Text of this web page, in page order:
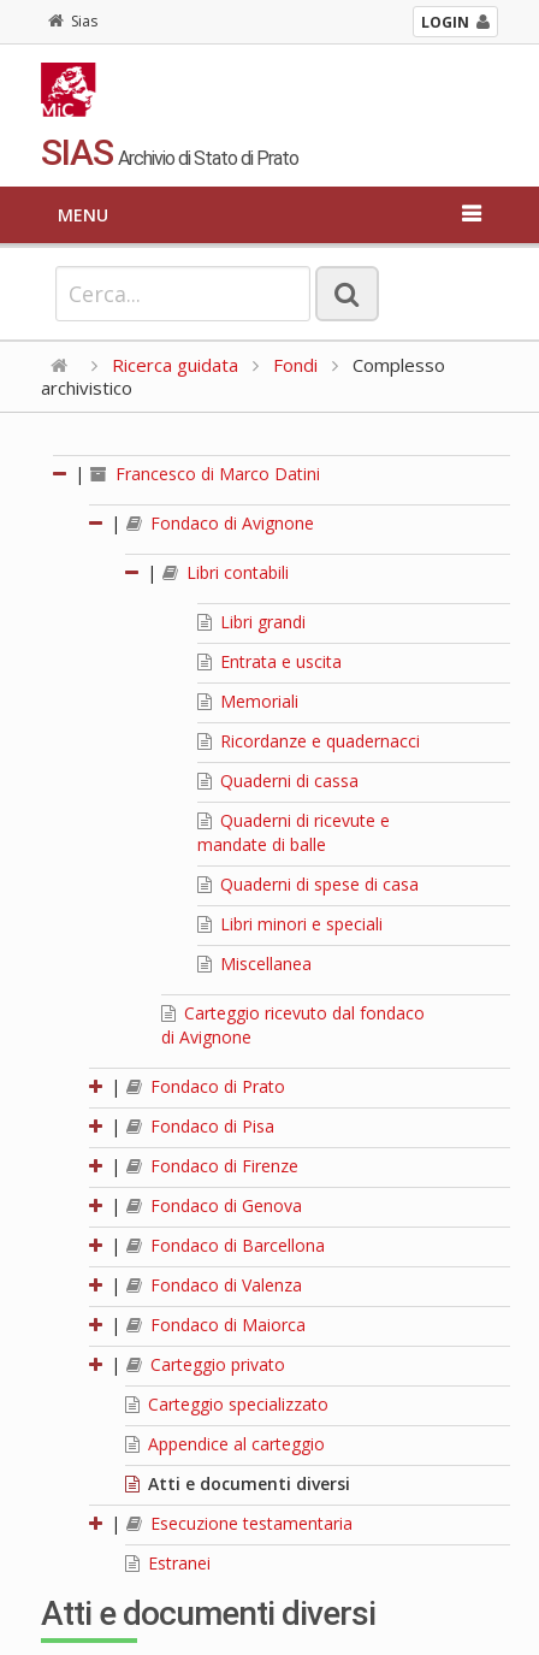
Sias LOGIN
SIAS Archivio di Stato di Prato
MENU
Ricerca guidata Fondi
Complesso
archivistico
| Francesco di Marco Datini
| Fondaco di Avignone
| Libri contabili
Libri grandi
Entrata e uscita
Memoriali
Ricordanze e quadernacci
Quaderni di cassa
Quaderni di ricevute e
mandate di balle
Quaderni di spese di casa
Libri minori e speciali
Miscellanea
Carteggio ricevuto dal fondaco
di Avignone
|
Fondaco di Prato
|
Fondaco di Pisa
|
Fondaco di Firenze
|
Fondaco di Genova
|
Fondaco di Barcellona
|
Fondaco di Valenza
|
Fondaco di Maiorca
|
Carteggio privato
Carteggio specializzato
Appendice al carteggio
Atti e documenti diversi
|
Esecuzione testamentaria
Estranei
Atti e documenti diversi